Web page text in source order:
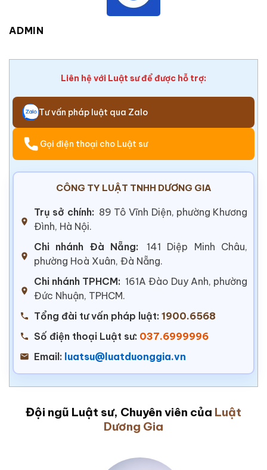
ADMIN
Liên hệ với Luật sư để được hỗ trợ:
Tư vấn pháp luật qua Zalo
Gọi điện thoại cho Luật sư
CÔNG TY LUẬT TNHH DƯƠNG GIA
Trụ sở chính: 89 Tô Vĩnh Diện, phường Khương
Đình, Hà Nội.
Chi nhánh Đà Nẵng:
141 Diệp Minh Châu,
phường Hoà Xuân, Đà Nẵng.
Chi nhánh TPHCM: 161A Đào Duy Anh, phường
Đức Nhuận, TPHCM.
Tổng đài tư vấn pháp luật: 1900.6568
Số điện thoại Luật sư: 037.6999996
Email: luatsu@luatduonggia.vn
Đội ngũ Luật sư, Chuyên viên của Luật
Dương Gia